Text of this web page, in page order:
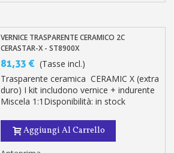
VERNICE TRASPARENTE CERAMICO 2C
CERASTAR-X - ST8900X
81,33 € (Tasse incl.)
Trasparente ceramica CERAMIC X (extra
duro) I kit includono vernice + indurente
Miscela 1:1Disponibilità: in stock
Aggiungi Al Carrello